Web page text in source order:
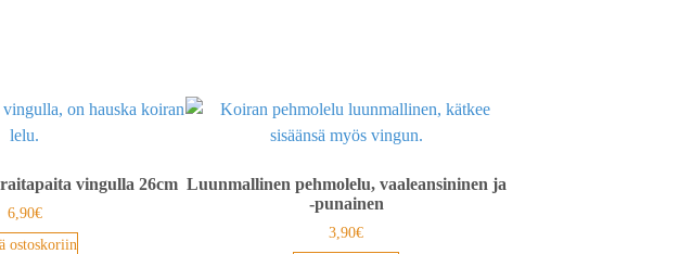
vingulla 26cm
6,90€
ostoskoriin
Luunmallinen pehmolelu, vaaleansininen ja
-punainen
3,90€